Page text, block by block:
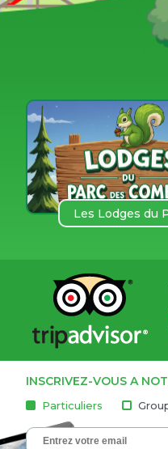
Les Lodges du
INSCRIVEZ-VOUS A
Particuliers